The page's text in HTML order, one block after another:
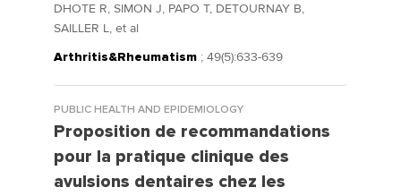
DHOTE R, SIMON J, PAPO T, DETOURNAY B,
SAILLER L, et al
Arthritis&Rheumatism ; 49(5):633-639
PUBLIC HEALTH AND EPIDEMIOLOGY
Proposition de recommandations
pour la pratique clinique des
avulsions dentaires chez les